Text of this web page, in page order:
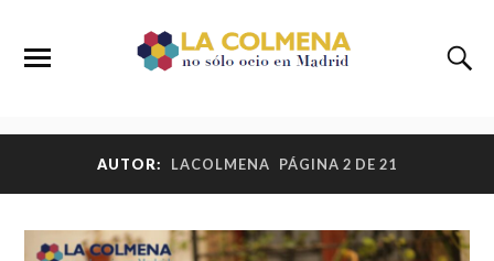
AUTOR: LACOLMENA PÁGINA 2 DE 21